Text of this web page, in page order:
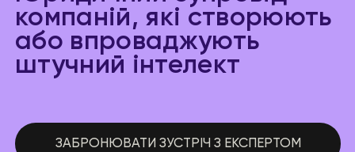
компаній, які створюють
або впроваджують
штучний інтелект
ЗАБРОНЮВАТИ ЗУСТРІЧ З ЕКСПЕРТОМ